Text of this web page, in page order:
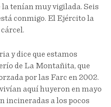
tenían muy vigilada. Seis
conmigo. El Ejército la
y dice que estamos
de La Montañita, que
por las Farc en 2002.
aquí huyeron en mayo
incineradas a los pocos